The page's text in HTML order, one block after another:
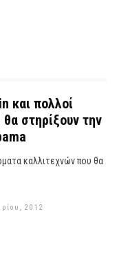
και πολλοί
στηρίξουν την
καλλιτεχνών που θα
2012